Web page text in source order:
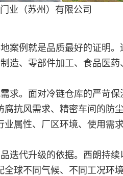
业（苏州）有限公司
案例就是品质最好的证明。
造、零部件加工、食品医
求。面对冷链仓库的严苛
抗风需求、精密车间的防
属性、厂区环境、使用需
迭代升级的依据。西朗持续
球不同气候、不同工况环